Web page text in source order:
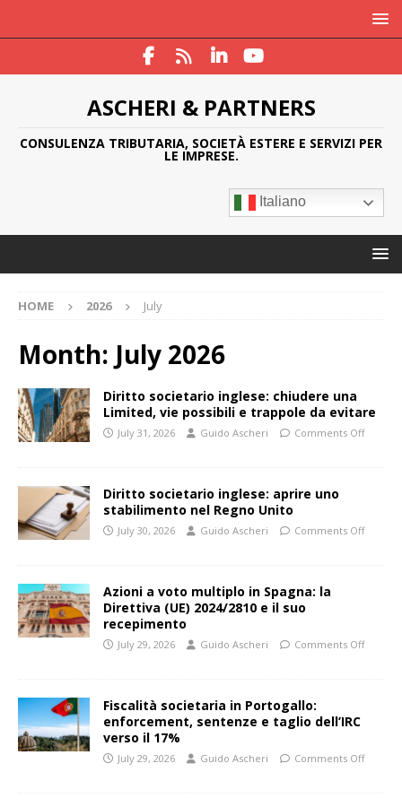
ASCHERI & PARTNERS
CONSULENZA TRIBUTARIA, SOCIETÀ ESTERE E SERVIZI PER
LE IMPRESE.
Italiano
HOME 2026 July
Month: July 2026
Diritto societario inglese: chiudere una
Limited, vie possibili e trappole da evitare
July 31, 2026 Guido Ascheri Comments Off
Diritto societario inglese: aprire uno
stabilimento nel Regno Unito
July 30, 2026 Guido Ascheri Comments Off
Azioni a voto multiplo in Spagna: la
Direttiva (UE) 2024/2810 e il suo
recepimento
July 29, 2026 Guido Ascheri Comments Off
Fiscalità societaria in Portogallo:
enforcement, sentenze e taglio dell’IRC
verso il 17%
July 29, 2026 Guido Ascheri Comments Off